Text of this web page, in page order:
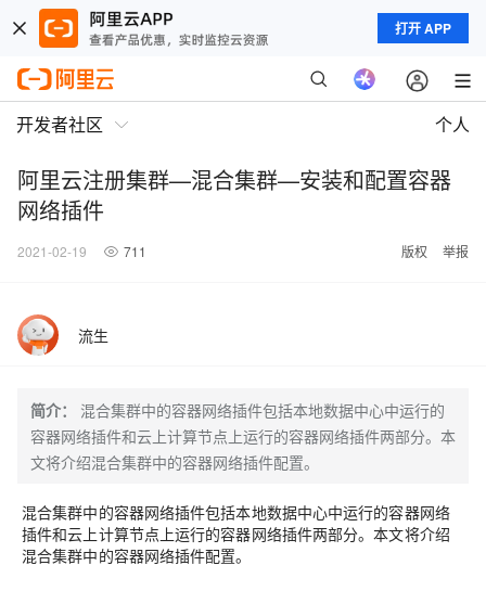
打开 APP
开发者社区 个人
阿里云注册集群—混合集群—安装和配置容器
网络插件
2021-02-19 711 版权 举报
流生
简介：
混合集群中的容器网络插件包括本地数据中心中运行的
容器网络插件和云上计算节点上运行的容器网络插件两部分。本
文将介绍混合集群中的容器网络插件配置。
混合集群中的容器网络插件包括本地数据中心中运行的容器网络
插件和云上计算节点上运行的容器网络插件两部分。本文将介绍
混合集群中的容器网络插件配置。